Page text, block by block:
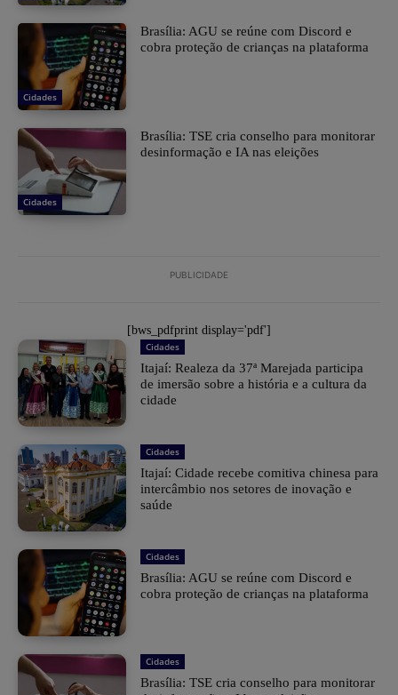
Cidades
Brasília: AGU se reúne com Discord e
cobra proteção de crianças na plataforma
Cidades
Brasília: TSE cria conselho para monitorar
desinformação e IA nas eleições
PUBLICIDADE
[bws_pdfprint display='pdf']
Cidades
Itajaí: Realeza da 37ª Marejada participa
de imersão sobre a história e a cultura da
cidade
Cidades
Itajaí: Cidade recebe comitiva chinesa para
intercâmbio nos setores de inovação e
saúde
Cidades
Brasília: AGU se reúne com Discord e
cobra proteção de crianças na plataforma
Cidades
Brasília: TSE cria conselho para monitorar